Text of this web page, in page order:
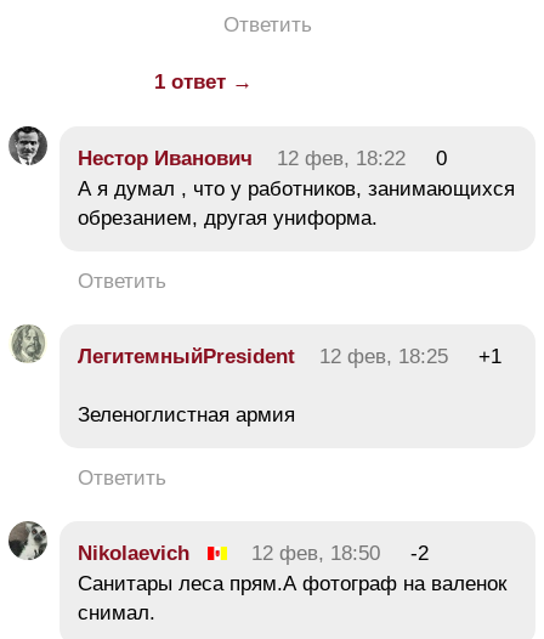
Ответить
1 ответ →
Нестор Иванович 12 фев, 18:22
0
А я думал , что у работников, занимающихся
обрезанием, другая униформа.
Ответить
ЛегитемныйPresident 12 фев, 18:25 +1
Зеленоглистная армия
Ответить
Nikolaevich 12 фев, 18:50
-2
Санитары леса прям.А фотограф на валенок
снимал.